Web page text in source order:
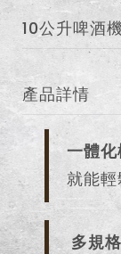
10公升啤酒
產品詳情
一體
就能
多規